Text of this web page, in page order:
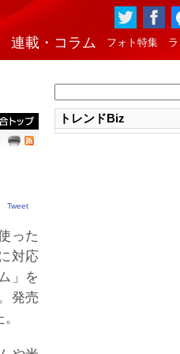
連載・コラム フォト特集
Tweet
った
対応
」を
発売
トレンドBiz